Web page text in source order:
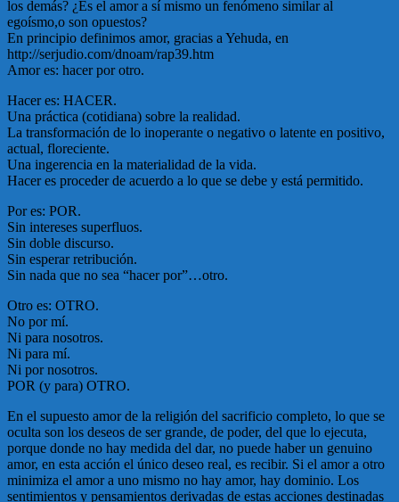
los demás? ¿Es el amor a sí mismo un fenómeno similar al
egoísmo,o son opuestos?
En principio definimos amor, gracias a Yehuda, en
http://serjudio.com/dnoam/rap39.htm
Amor es: hacer por otro.
Hacer es: HACER.
Una práctica (cotidiana) sobre la realidad.
La transformación de lo inoperante o negativo o latente en positivo,
actual, floreciente.
Una ingerencia en la materialidad de la vida.
Hacer es proceder de acuerdo a lo que se debe y está permitido.
Por es: POR.
Sin intereses superfluos.
Sin doble discurso.
Sin esperar retribución.
Sin nada que no sea “hacer por”…otro.
Otro es: OTRO.
No por mí.
Ni para nosotros.
Ni para mí.
Ni por nosotros.
POR (y para) OTRO.
En el supuesto amor de la religión del sacrificio completo, lo que se
oculta son los deseos de ser grande, de poder, del que lo ejecuta,
porque donde no hay medida del dar, no puede haber un genuino
amor, en esta acción el único deseo real, es recibir. Si el amor a otro
minimiza el amor a uno mismo no hay amor, hay dominio. Los
sentimientos y pensamientos derivadas de estas acciones destinadas